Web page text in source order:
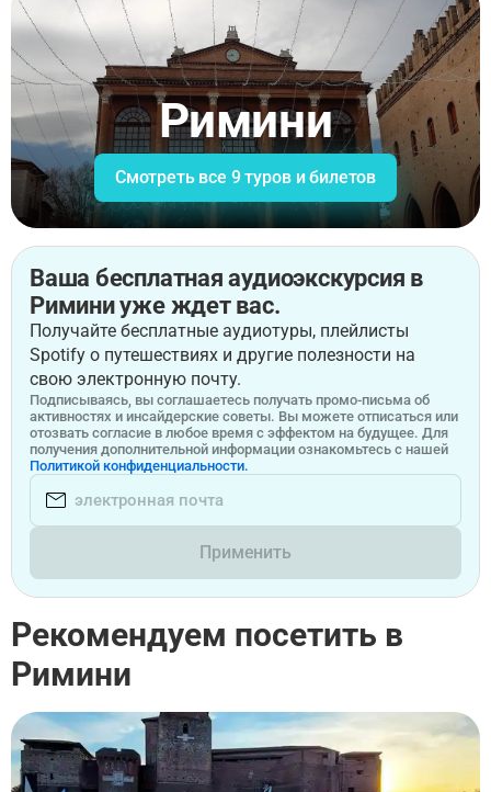
Римини
Смотреть все 9 туров и билетов
Ваша бесплатная аудиоэкскурсия в
Римини уже ждет вас.
Получайте бесплатные аудиотуры, плейлисты
Spotify о путешествиях и другие полезности на
свою электронную почту.
Подписываясь, вы соглашаетесь получать промо-письма об
активностях и инсайдерские советы. Вы можете отписаться или
отозвать согласие в любое время с эффектом на будущее. Для
получения дополнительной информации ознакомьтесь с нашей
Политикой конфиденциальности.
Применить
Рекомендуем посетить в
Римини